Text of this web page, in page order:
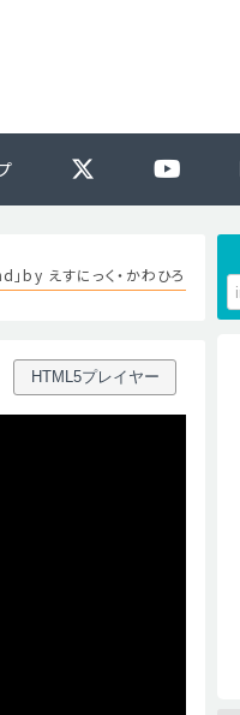
by えすにっく・かわひろ
HTML5プレイヤー